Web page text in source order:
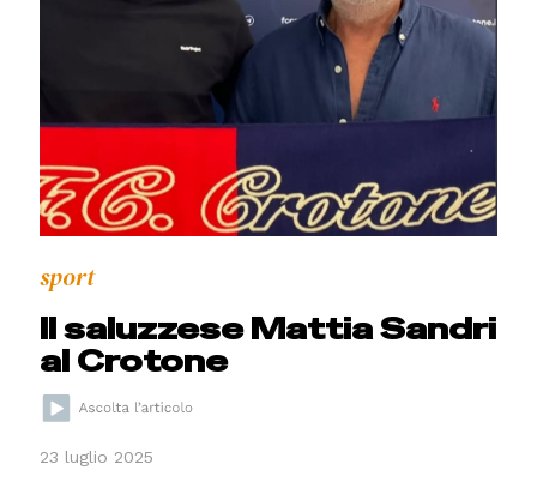
sport
Il saluzzese Mattia Sandri
al Crotone
23 luglio 2025